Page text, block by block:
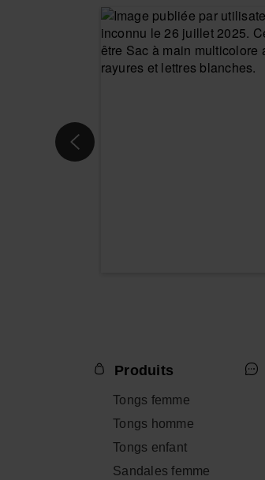
Produits
Tongs femme
Tongs homme
Tongs enfant
Sandales femme